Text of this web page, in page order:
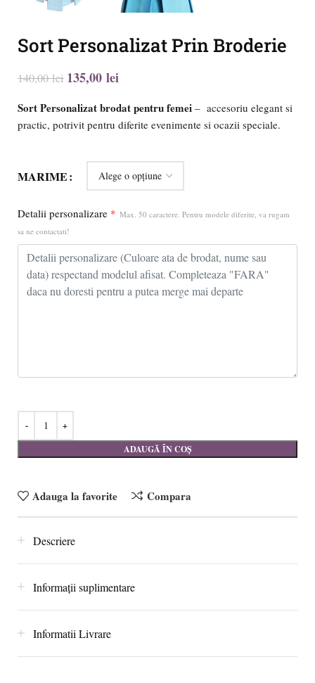
Sort Personalizat Prin Broderie
140,00lei 135,00 lei
Sort Personalizat brodat pentru femei – accesoriu elegant si
practic, potrivit pentru diferite evenimente si ocazii speciale.
MARIME
Detalii personalizare * Max. 50 caractere. Pentru modele diferite, va rugam
sa ne contactati!
ADAUGĂ ÎN COȘ
Adauga la favorite Compara
Descriere
Informații suplimentare
Informatii Livrare